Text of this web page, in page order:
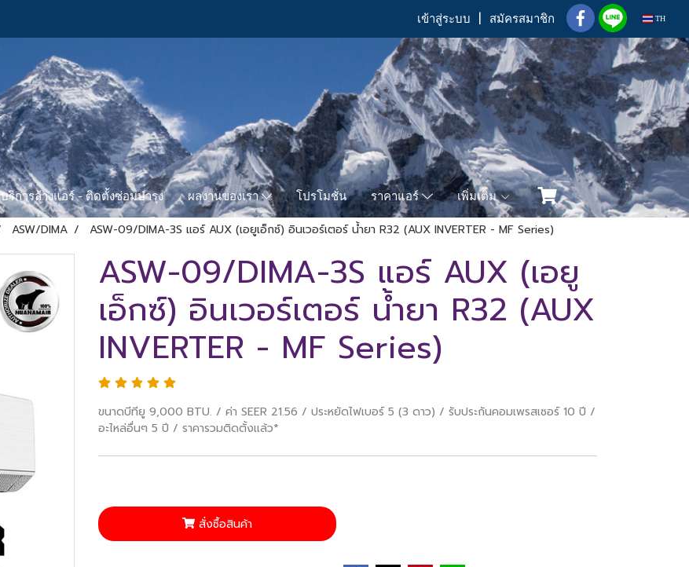
เข้าสู่ระบบ สมัครสมาชิก TH
บริการล้างแอร์ - ติดตั้งซ่อมบำรุง ผลงานของเรา โปรโมชั่น ราคาแอร์ เพิ่มเติม
ASW/DIMA ASW-09/DIMA-3S แอร์ AUX (เอยูเอ็กซ์) อินเวอร์เตอร์ น้ำยา R32 (AUX INVERTER - MF Series)
ASW-09/DIMA-3S แอร์ AUX (เอยู
เอ็กซ์) อินเวอร์เตอร์ น้ำยา R32 (AUX
INVERTER - MF Series)
ขนาดบีทียู 9,000 BTU. / ค่า SEER 21.56 / ประหยัดไฟเบอร์ 5 (3 ดาว) / รับประกันคอมเพรสเซอร์ 10 ปี /
อะไหล่อื่นๆ 5 ปี / ราคารวมติดตั้งแล้ว*
สั่งซื้อสินค้า